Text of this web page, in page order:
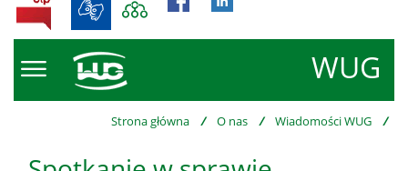
WUG
BIP
Strona główna / O nas / Wiadomości WUG /